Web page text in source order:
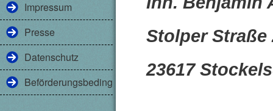
Impressum
Presse
Datenschutz
Beförderungsbedingungen
Stolper Straße
23617